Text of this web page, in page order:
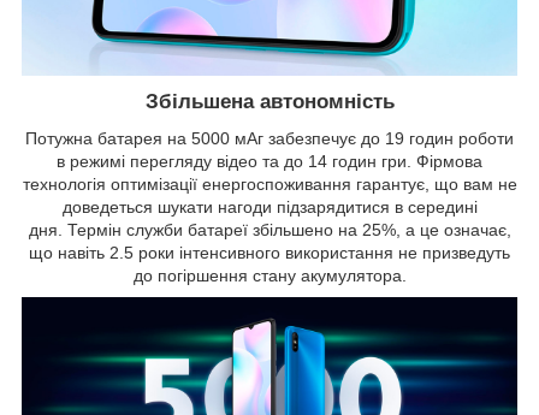
Збільшена автономність
Потужна батарея на 5000 мАг забезпечує до 19 годин роботи
в режимі перегляду відео та до 14 годин гри. Фірмова
технологія оптимізації енергоспоживання гарантує, що вам не
доведеться шукати нагоди підзарядитися в середині
дня. Термін служби батареї збільшено на 25%, а це означає,
що навіть 2.5 роки інтенсивного використання не призведуть
до погіршення стану акумулятора.